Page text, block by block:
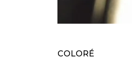
COLORÉ